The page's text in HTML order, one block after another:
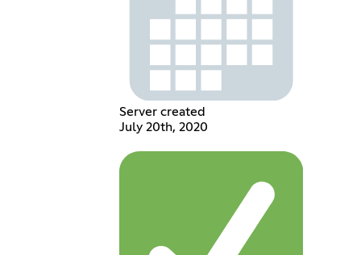
Server created
July 20th, 2020